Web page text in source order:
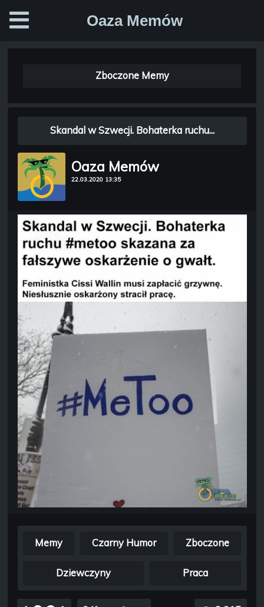
Oaza Memów
Zboczone Memy
Oaza Memów
22.03.2020 13:35
Skandal w Szwecji. Bohaterka ruchu...
Memy Czarny Humor Zboczone
Dziewczyny Praca